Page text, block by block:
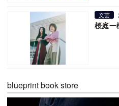
文芸
桜庭一
blueprint book store